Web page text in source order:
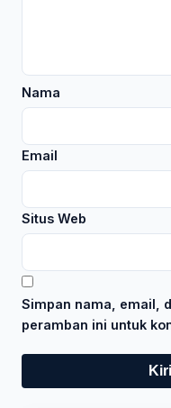
Nama
Email
Situs Web
Simpan nama, email,
peramban ini untuk